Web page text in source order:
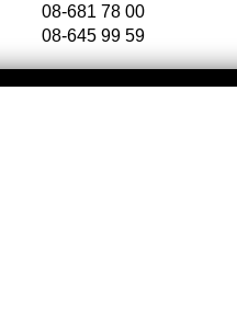
08-681 78 00
08-645 99 59